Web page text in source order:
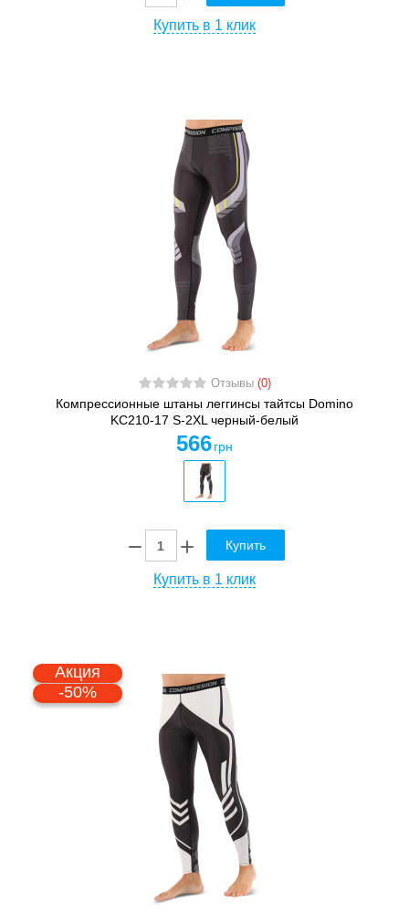
Купить в 1 клик
Отзывы (0)
Компрессионные штаны леггинсы тайтсы Domino
KC210-17 S-2XL черный-белый
566 грн
Купить
Купить в 1 клик
Акция
-50%